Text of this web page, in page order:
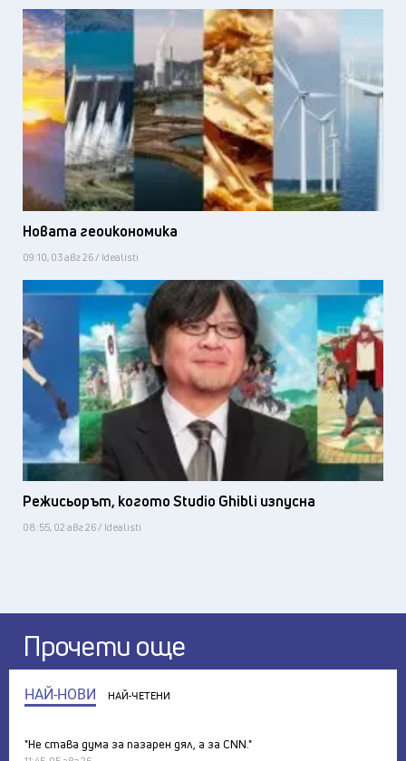
Новата геоикономика
09:10, 03 авг 26 / Idealisti
Режисьорът, когото Studio Ghibli изпусна
08:55, 02 авг 26 / Idealisti
Прочети още
НАЙ-НОВИ НАЙ-ЧЕТЕНИ
"Не става дума за пазарен дял, а за CNN."